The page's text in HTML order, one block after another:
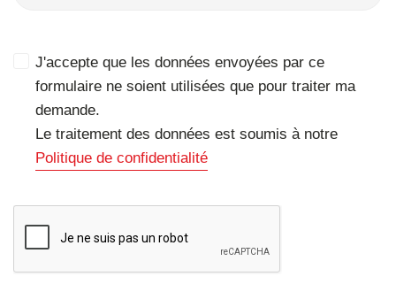
J'accepte que les données envoyées par ce
formulaire ne soient utilisées que pour traiter ma
demande.
Le traitement des données est soumis à notre
Politique de confidentialité